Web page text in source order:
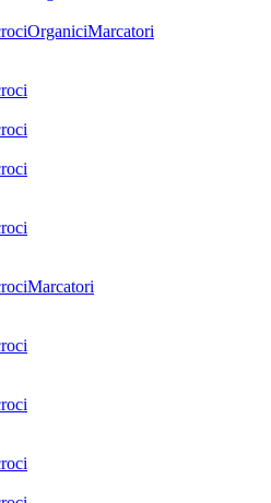
OrganiciMarcatori
Marcatori